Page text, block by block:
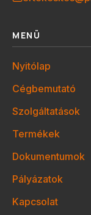
MENÜ
Nyitólap
Cégbemutató
Szolgáltatások
Termékek
Dokumentumok
Pályázatok
Kapcsolat